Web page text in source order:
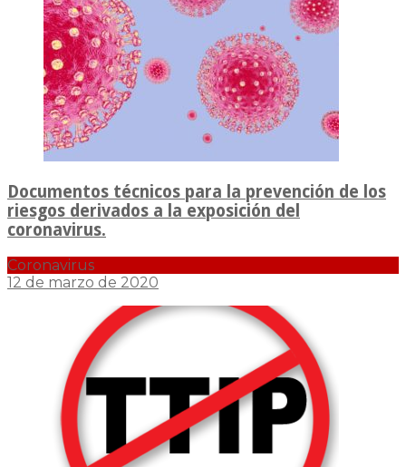
Documentos técnicos para la prevención de los
riesgos derivados a la exposición del
coronavirus.
Coronavirus
12 de marzo de 2020